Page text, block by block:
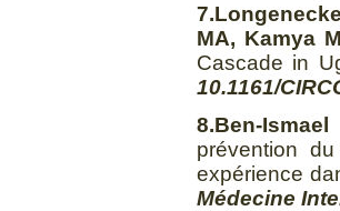
MA, Kamya
Cascade in
10.1161/
8.Ben-
prévention
expérience
Médecine